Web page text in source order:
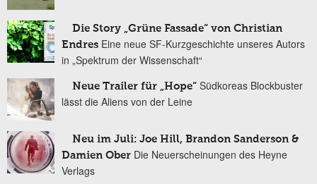
Die Story „Grüne Fassade“ von Christian
Endres Eine neue SF-Kurzgeschichte unseres Autors
in „Spektrum der Wissenschaft“
Neue Trailer für „Hope“ Südkoreas Blockbuster
lässt die Aliens von der Leine
Neu im Juli: Joe Hill, Brandon Sanderson &
Damien Ober Die Neuerscheinungen des Heyne
Verlags